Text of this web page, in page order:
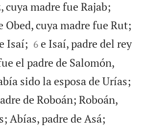
cuya madre fue Rajab;
Obed, cuya madre fue Rut;
Isaí; 

6 e Isaí, padre del rey
el padre de Salomón,
sido la esposa de Urías;
de Roboán; Roboán,
Abías, padre de Asá;